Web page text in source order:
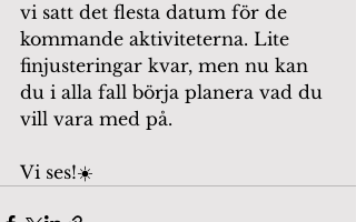
vi satt det flesta datum för de
kommande aktiviteterna. Lite
finjusteringar kvar, men nu kan
du i alla fall börja planera vad du
vill vara med på.
Vi ses!☀️